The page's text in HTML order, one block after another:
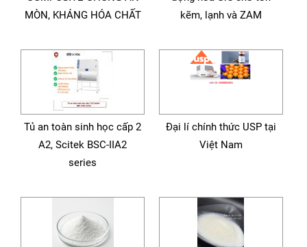
MÒN, KHÁNG HÓA CHẤT
kẽm, lạnh và ZAM
Tủ an toàn sinh học cấp 2
A2, Scitek BSC-IIA2
series
Đại lí chính thức USP tại
Việt Nam